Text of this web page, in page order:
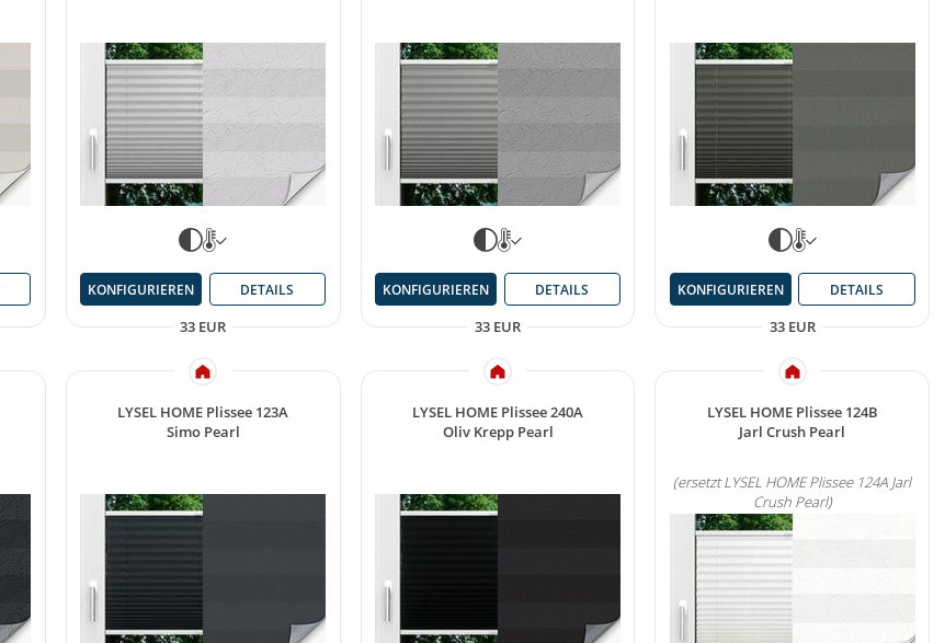
33 EUR
KONFIGURIEREN DETAILS
33 EUR
KONFIGURIEREN DETAILS
33 EUR
KONFIGURIEREN DETAILS
LYSEL HOME Plissee 123A
Simo Pearl
LYSEL HOME Plissee 240A
Oliv Krepp Pearl
LYSEL HOME Plissee 124B
Jarl Crush Pearl
(ersetzt LYSEL HOME Plissee 124A Jarl
Crush Pearl)